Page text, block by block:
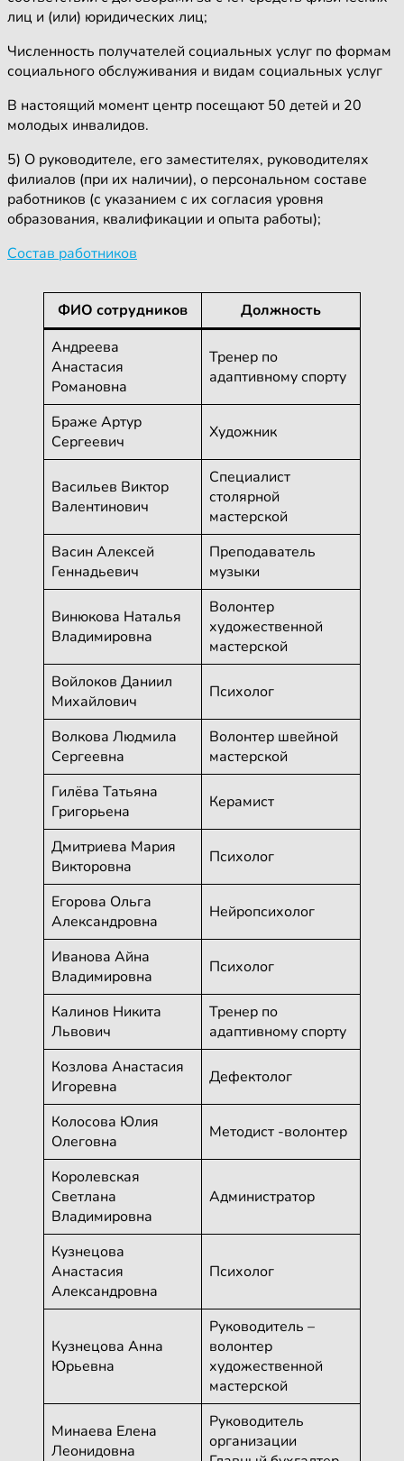
лиц и (или) юридических лиц;
Численность получателей социальных услуг по формам
социального обслуживания и видам социальных услуг
В настоящий момент центр посещают 50 детей и 20
молодых инвалидов.
5) О руководителе, его заместителях, руководителях
филиалов (при их наличии), о персональном составе
работников (с указанием с их согласия уровня
образования, квалификации и опыта работы);
Состав работников
ФИО сотрудников
Должность
Андреева
Анастасия
Романовна
Тренер по
адаптивному спорту
Браже Артур
Сергеевич
Художник
Васильев Виктор
Валентинович
Специалист
столярной
мастерской
Васин Алексей
Геннадьевич
Преподаватель
музыки
Винюкова Наталья
Владимировна
Волонтер
художественной
мастерской
Войлоков Даниил
Михайлович
Психолог
Волкова Людмила
Сергеевна
Волонтер швейной
мастерской
Гилёва Татьяна
Григорьена
Керамист
Дмитриева Мария
Викторовна
Психолог
Егорова Ольга
Александровна
Нейропсихолог
Иванова Айна
Владимировна
Психолог
Калинов Никита
Львович
Тренер по
адаптивному спорту
Козлова Анастасия
Игоревна
Дефектолог
Колосова Юлия
Олеговна
Методист -волонтер
Королевская
Светлана
Владимировна
Администратор
Кузнецова
Анастасия
Александровна
Психолог
Кузнецова Анна
Юрьевна
Руководитель –
волонтер
художественной
мастерской
Минаева Елена
Леонидовна
Руководитель
организации